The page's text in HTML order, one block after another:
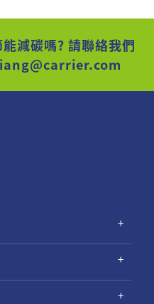
減碳嗎? 請聯絡我們